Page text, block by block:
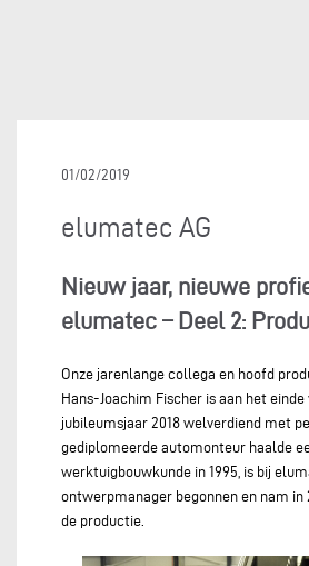
01/02/2019
elumatec AG
Nieuw jaar, nieuwe
elumatec – Deel 2:
Onze jarenlange collega en hoofd
Hans-Joachim Fischer is aan het
jubileumsjaar 2018 welverdiend met
gediplomeerde automonteur haalde
werktuigbouwkunde in 1995, is bij
ontwerpmanager begonnen en nam in
de productie.